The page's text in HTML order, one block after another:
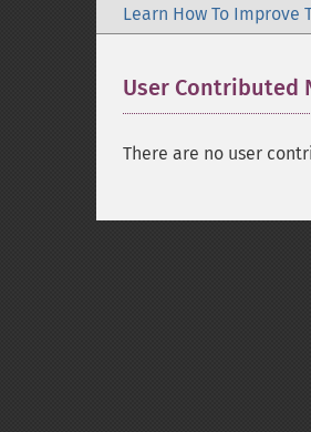
Learn How To Improve
User Contributed
There are no user